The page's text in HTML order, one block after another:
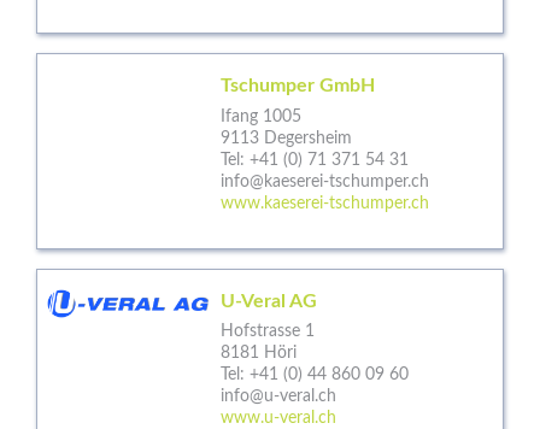
Tschumper GmbH
Ifang 1005
9113 Degersheim
Tel: +41 (0) 71 371 54 31
info@kaeserei-tschumper.ch
www.kaeserei-tschumper.ch
U-Veral AG
Hofstrasse 1
8181 Höri
Tel: +41 (0) 44 860 09 60
info@u-veral.ch
www.u-veral.ch